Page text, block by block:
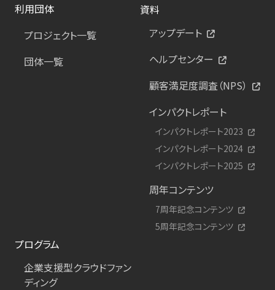
利用団体
プロジェクト一覧
団体一覧
資料
アップデート
ヘルプセンター
顧客満足度調査（NPS）
インパクトレポート
インパクトレポート2023
インパクトレポート2024
インパクトレポート2025
周年コンテンツ
7周年記念コンテンツ
5周年記念コンテンツ
プログラム
企業支援型クラウドファン
ディング